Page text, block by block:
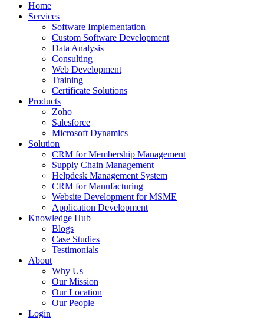
Home
Services
Software Implementation
Custom Software Development
Data Analysis
Consulting
Web Development
Training
Certificate Solutions
Products
Zoho
Salesforce
Microsoft Dynamics
Solution
CRM for Membership Management
Supply Chain Management
Helpdesk Management System
CRM for Manufacturing
Website Development for MSME
Application Development
Knowledge Hub
Blogs
Case Studies
Testimonials
About
Why Us
Our Mission
Our Location
Our People
Login